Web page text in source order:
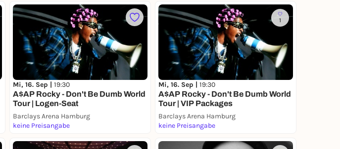
Mi, 16. Sep | 19:30
A$AP Rocky - Don't Be Dumb World
Tour | Logen-Seat
Barclays Arena Hamburg
keine Preisangabe
1
Mi, 16. Sep | 19:30
A$AP Rocky - Don't Be Dumb World
Tour | VIP Packages
Barclays Arena Hamburg
keine Preisangabe